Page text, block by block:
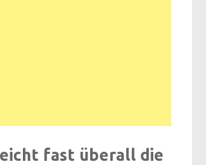
fast überall die